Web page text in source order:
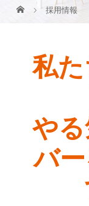
採用情報
私
や
バ